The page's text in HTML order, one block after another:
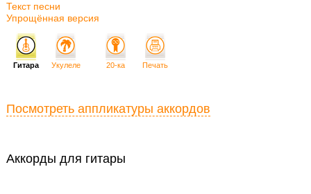
Текст песни
Упрощённая версия
Аккорды для гитары
Гитара Укулеле 20-ка Печать
Посмотреть аппликатуры аккордов